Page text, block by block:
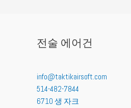
전술 에어건
info@taktikairsoft.com
514-482-7844
6710 생 자크